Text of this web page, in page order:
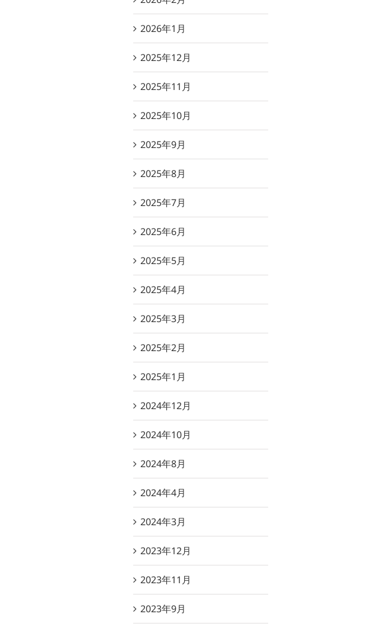
2026年1月
2025年12月
2025年11月
2025年10月
2025年9月
2025年8月
2025年7月
2025年6月
2025年5月
2025年4月
2025年3月
2025年2月
2025年1月
2024年12月
2024年10月
2024年8月
2024年4月
2024年3月
2023年12月
2023年11月
2023年9月